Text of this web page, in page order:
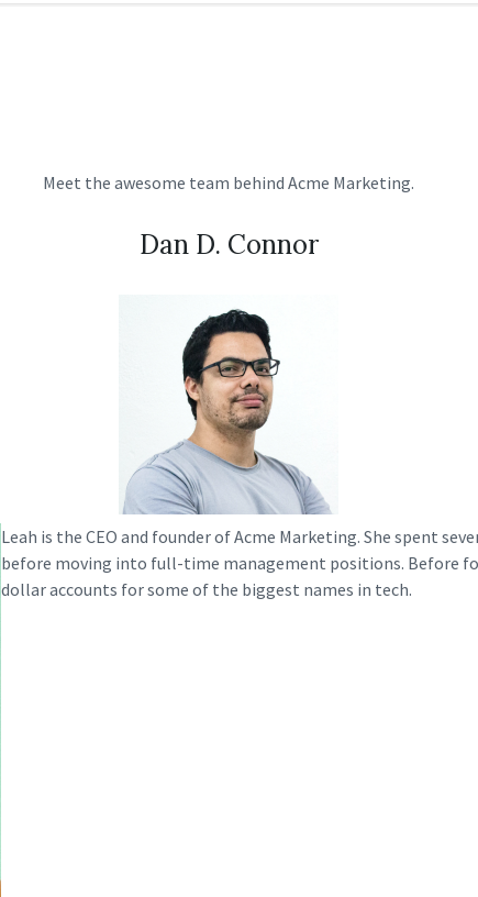
Meet the awesome team behind Acme Marketing.
Dan D. Connor
Leah is the CEO and founder of Acme Marketing. She spent
before moving into full-time management positions. Before
dollar accounts for some of the biggest names in tech.